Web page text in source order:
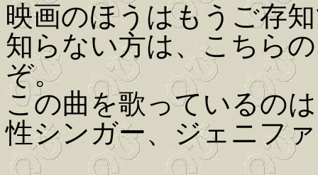
映画のほうはもうご存
知らない方は、こちらの
ぞ。
この曲を歌っているの
性シンガー、ジェニフ